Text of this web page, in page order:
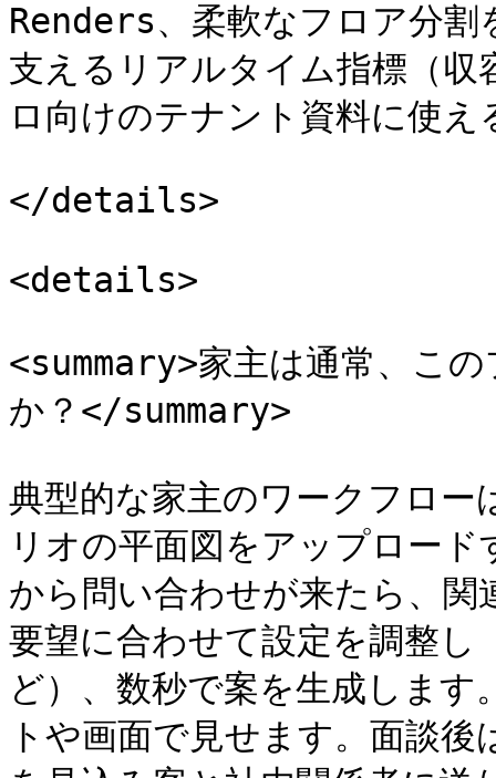
Renders、柔軟なフロア分割
支えるリアルタイム指標（
ロ向けのテナント資料に使
</details>
<details>
<summary>家主は通常、こ
か？</summary>
典型的な家主のワークフロー
リオの平面図をアップロー
から問い合わせが来たら、
要望に合わせて設定を調整し
ど）、数秒で案を生成しま
トや画面で見せます。面談